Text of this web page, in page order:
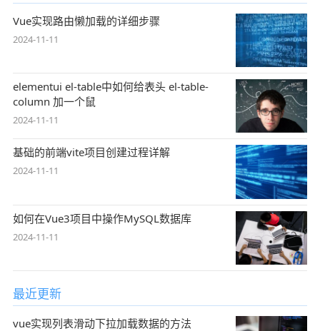
Vue实现路由懒加载的详细步骤
2024-11-11
elementui el-table中如何给表头 el-table-
column 加一个鼠
2024-11-11
基础的前端vite项目创建过程详解
2024-11-11
如何在Vue3项目中操作MySQL数据库
2024-11-11
最近更新
vue实现列表滑动下拉加载数据的方法